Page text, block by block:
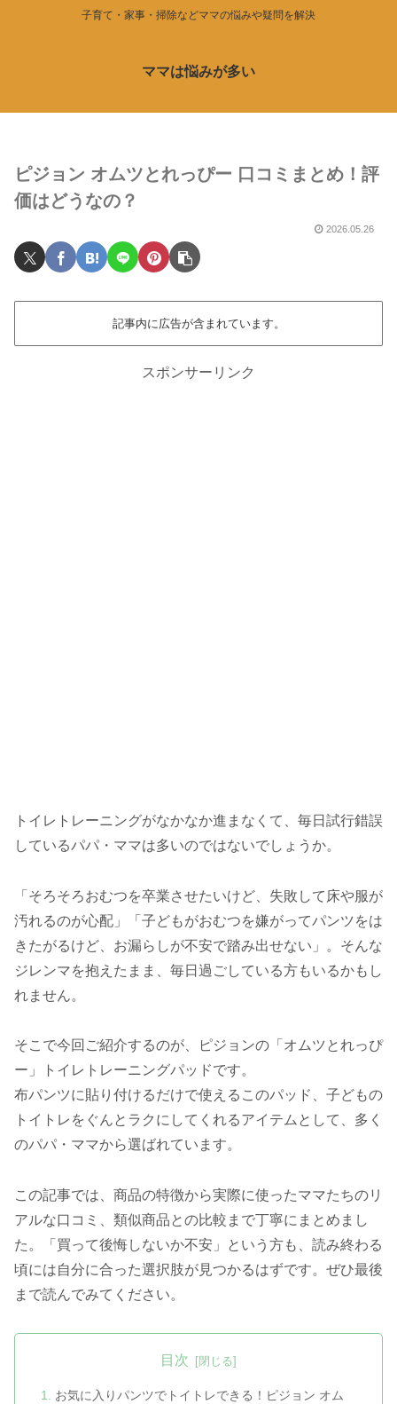
子育て・家事・掃除などママの悩みや疑問を解決
ママは悩みが多い
ピジョン オムツとれっぴー 口コミまとめ！評
価はどうなの？
2026.05.26
記事内に広告が含まれています。
スポンサーリンク
トイレトレーニングがなかなか進まなくて、毎日試行錯誤
しているパパ・ママは多いのではないでしょうか。
「そろそろおむつを卒業させたいけど、失敗して床や服が
汚れるのが心配」「子どもがおむつを嫌がってパンツをは
きたがるけど、お漏らしが不安で踏み出せない」。そんな
ジレンマを抱えたまま、毎日過ごしている方もいるかもし
れません。
そこで今回ご紹介するのが、ピジョンの「オムツとれっぴ
ー」トイレトレーニングパッドです。
布パンツに貼り付けるだけで使えるこのパッド、子どもの
トイトレをぐんとラクにしてくれるアイテムとして、多く
のパパ・ママから選ばれています。
この記事では、商品の特徴から実際に使ったママたちのリ
アルな口コミ、類似商品との比較まで丁寧にまとめまし
た。「買って後悔しないか不安」という方も、読み終わる
頃には自分に合った選択肢が見つかるはずです。ぜひ最後
まで読んでみてください。
目次
お気に入りパンツでトイトレできる！ピジョン オム